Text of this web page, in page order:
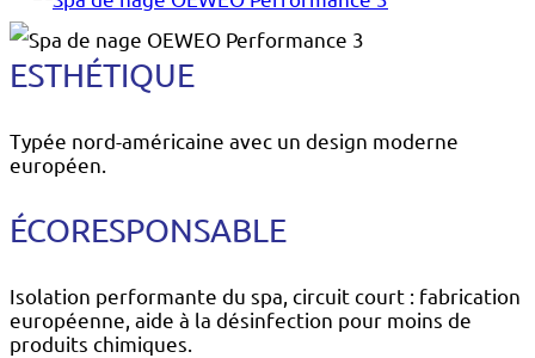
ESTHÉTIQUE
Typée nord-américaine avec un design moderne
européen.
ÉCORESPONSABLE
Isolation performante du spa, circuit court : fabrication
européenne, aide à la désinfection pour moins de
produits chimiques.